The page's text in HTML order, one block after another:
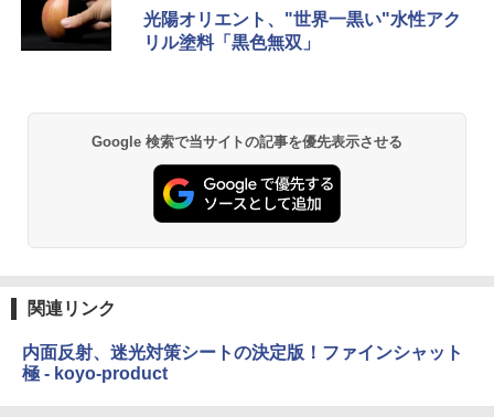
光陽オリエント、"世界一黒い"水性アク
リル塗料「黒色無双」
Google 検索で当サイトの記事を優先表示させる
関連リンク
内面反射、迷光対策シートの決定版！ファインシャット
極 - koyo-product